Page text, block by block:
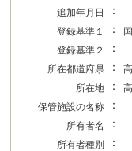
追加年月日
：
登録基準１ ：
登録基準２
：
所在都道府県 ：
所在地
：
保管施設の名称
：
所有者名 ：
所有者種別 ：